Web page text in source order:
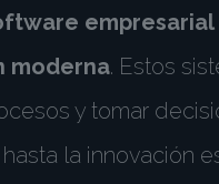
empresarial
moderna. Estos
y tomar
la innovación